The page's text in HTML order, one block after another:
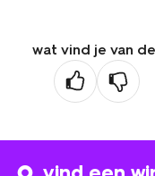
wat vind je van